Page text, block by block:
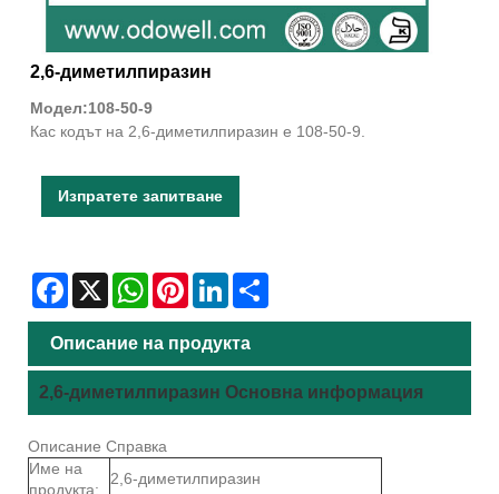
2,6-диметилпиразин
Модел:108-50-9
Кас кодът на 2,6-диметилпиразин е 108-50-9.
Изпратете запитване
Facebook
X WhatsAppPinterestLinkedIn
Описание на продукта
2,6-диметилпиразин Основна информация
Описание Справка
Име на
продукта:
2,6-диметилпиразин